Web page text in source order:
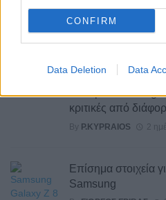
CONFIRM
Data Deletion Data
Πανάκριβος ο
By ΓΙΏΡΓΟΣ ΓΡΊΒΑΣ
Η σειρά Samsung
κριτικές από
By P.KYPRAIOS 2
Επίσημα στοιχεία
Samsung